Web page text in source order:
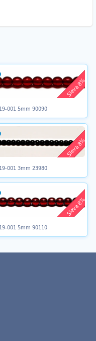
Sleva 8%
001 5mm 90090
Sleva 8%
001 3mm 23980
Sleva 8%
001 5mm 90110